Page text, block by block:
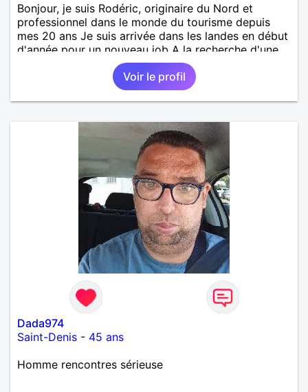
Bonjour, je suis Rodéric, originaire du Nord et
professionnel dans le monde du tourisme depuis
mes 20 ans Je suis arrivée dans les landes en début
d'année pour un nouveau job A la recherche d'une
personne avec qui découvrir, partager et pourquoi
pas aimer ;) Je suis quelqu'un d'humain, sociable
avec une pointe de taquinerie ;) Au plaisir :)
Voir le profil
Dada974
Saint-Denis - 45 ans
Homme rencontres sérieuse